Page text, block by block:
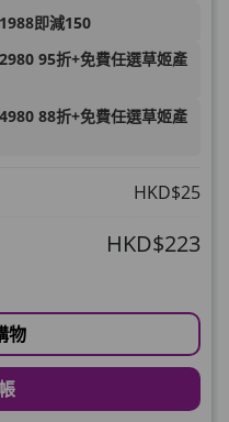
即減150
95折+免費任選草姬產
88折+免費任選草姬產
HKD$25
HKD$223
物